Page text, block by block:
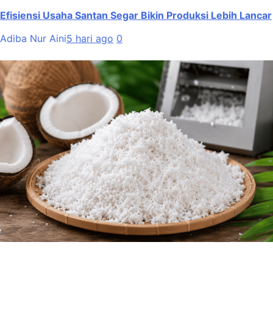
Efisiensi Usaha Santan Segar Bikin Produksi Lebih Lancar
Adiba Nur Aini5 hari ago 0